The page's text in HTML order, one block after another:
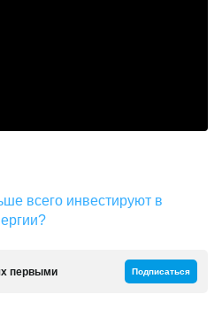
всего инвестируют в
первыми Подписаться